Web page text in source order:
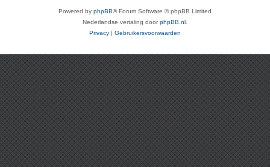
Powered by phpBB® Forum Software © phpBB Limited
Nederlandse vertaling doorphpBB.nl
Privacy | Gebruikersvoorwaarden